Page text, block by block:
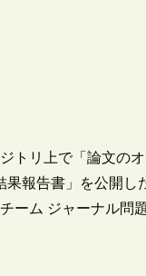
トリ上で「論文の
報告書」を公開し
ーム ジャーナル問